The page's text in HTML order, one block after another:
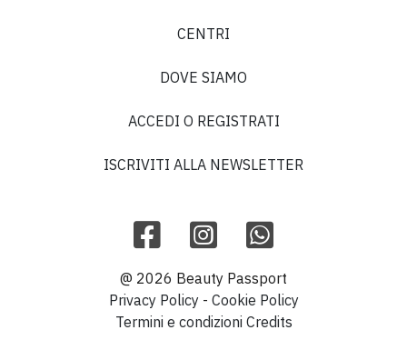
CENTRI
DOVE SIAMO
ACCEDI O REGISTRATI
ISCRIVITI ALLA NEWSLETTER
@ 2026 Beauty Passport
Privacy Policy - Cookie Policy
Termini e condizioni Credits